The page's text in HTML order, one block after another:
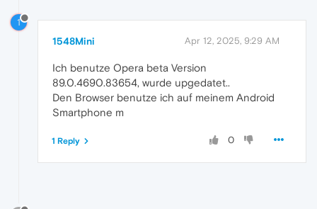
1
1548Mini Apr 12, 2025, 9:29 AM
Ich benutze Opera beta Version
89.0.4690.83654, wurde upgedatet..
Den Browser benutze ich auf meinem Android
Smartphone m
0
1 Reply